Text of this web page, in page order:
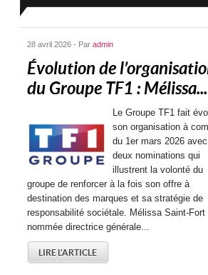
28 avril 2026 - Paradmin
Évolution de
du Groupe TF1 : Mélissa...
Le Groupe TF1 fait
son organisation à
du 1er mars 2026 avec
deux nominations qui
illustrent la volonté du
groupe de renforcer à la fois son offre à
destination des marques et sa stratégie de
responsabilité sociétale. Mélissa Saint-Fort
nommée directrice générale...
LIRE L'ARTICLE